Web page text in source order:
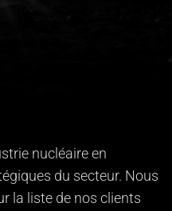
nucléaire en
du secteur. Nous
la liste de nos clients